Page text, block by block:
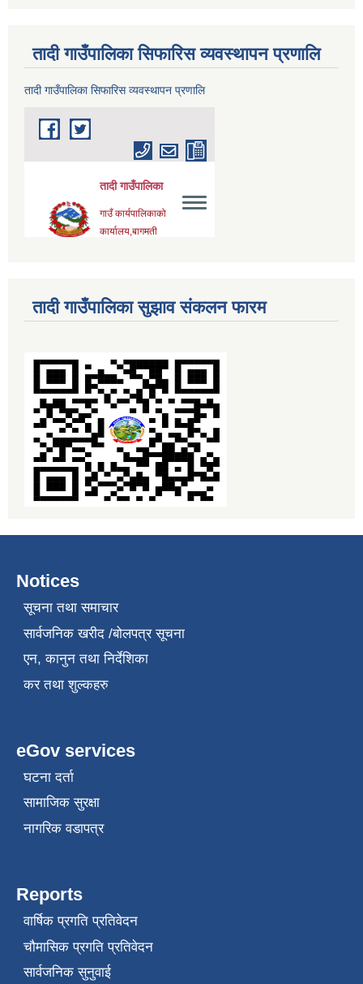
तादी गाउँपालिका सिफारिस व्यवस्थापन प्रणालि
तादी गाउँपालिका सिफारिस व्यवस्थापन प्रणालि
तादी गाउँपालिका सुझाव संकलन फारम
Notices
सूचना तथा समाचार
सार्वजनिक खरीद /बोलपत्र सूचना
एन, कानुन तथा निर्देशिका
कर तथा शुल्कहरु
eGov services
घटना दर्ता
सामाजिक सुरक्षा
नागरिक वडापत्र
Reports
वार्षिक प्रगति प्रतिवेदन
चौमासिक प्रगति प्रतिवेदन
सार्वजनिक सुनुवाई